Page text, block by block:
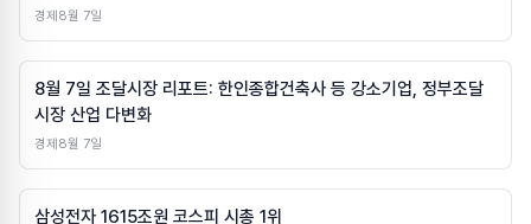
경제 8월 7일
8월 7일 조달시장 리포트: 한인종합건축사 등 강소기업, 정부조달
시장 산업 다변화
경제 8월 7일
삼성전자 1615조원 코스피 시총 1위